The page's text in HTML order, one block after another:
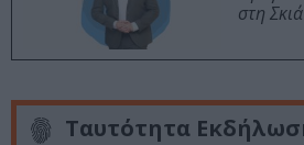
στη
Ταυτότητα